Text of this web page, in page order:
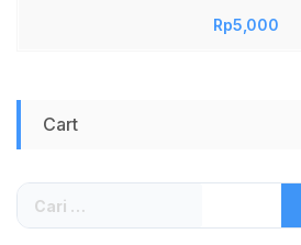
Amplifier PC iPhone iPad
Rp5,000
Cart
Cari
untuk: